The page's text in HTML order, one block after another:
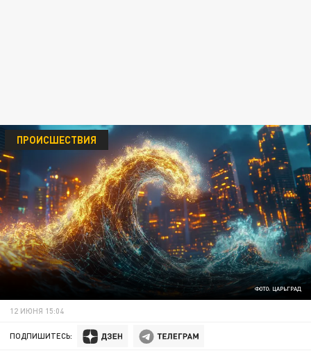
ФОТО: ЦАРЬГРАД
ПРОИСШЕСТВИЯ
12 ИЮНЯ 15:04
ПОДПИШИТЕСЬ: